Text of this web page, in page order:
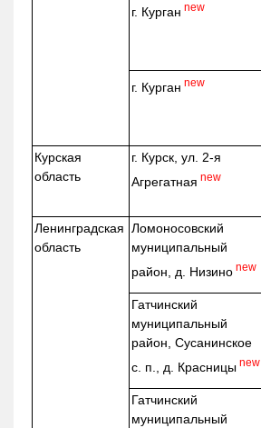
г. Курган new
г. Курган new
Курская
область
г. Курск, ул. 2-я
Агрегатная new
Ленинградская
область
Ломоносовский
муниципальный
район, д. Низино new
Гатчинский
муниципальный
район, Сусанинское
с. п., д. Красницы new
Гатчинский
муниципальный